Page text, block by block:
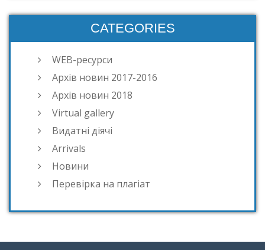
CATEGORIES
WEB-ресурси
Архів новин 2017-2016
Архів новин 2018
Virtual gallery
Видатні діячі
Arrivals
Новини
Перевірка на плагіат